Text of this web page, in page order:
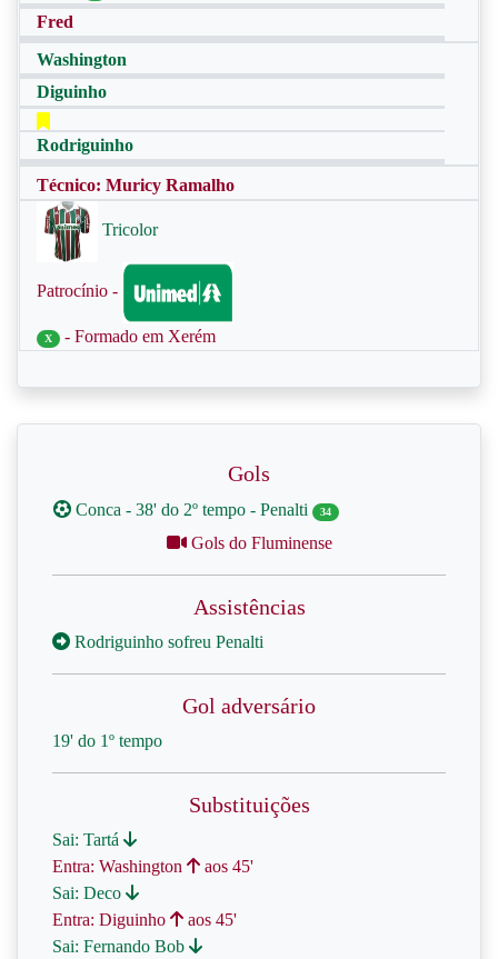
Fred
Washington
Diguinho
Rodriguinho
Técnico: Muricy Ramalho
Tricolor
Patrocínio -
X - Formado em Xerém
Gols
Conca - 38' do 2º tempo - Penalti 34
Gols do Fluminense
Assistências
Rodriguinho sofreu Penalti
Gol adversário
19' do 1º tempo
Substituições
Sai: Tartá
Entra: Washington
aos 45'
Sai: Deco
Entra: Diguinho
aos 45'
Sai: Fernando Bob